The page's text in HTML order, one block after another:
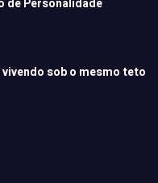
sob o mesmo teto